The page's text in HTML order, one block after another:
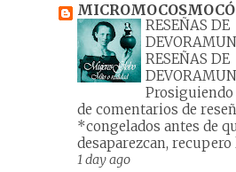
RESEÑAS DE
RESEÑAS DE
Prosiguiendo
de comentarios de
*congelados antes de
desaparezcan, recupero
1 day ago